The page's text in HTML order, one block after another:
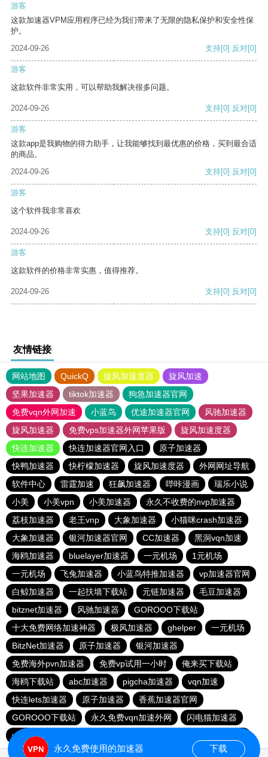
游客
这款加速器VPM应用程序已经为我们带来了无限的隐私保护和安全性保
护。
2024-09-26
支持[0] 反对[0]
游客
这款软件非常实用，可以帮助我解决很多问题。
2024-09-26 支持[0] 反对[0]
游客
这款app是我购物的得力助手，让我能够找到最优惠的价格，买到最合适
的商品。
2024-09-26
支持[0] 反对[0]
游客
这个软件我非常喜欢
2024-09-26 支持[0] 反对[0]
游客
这款软件的价格非常实惠，值得推荐。
2024-09-26 支持[0] 反对[0]
友情链接
网站地图 QuickQ 旋风加速度器
旋风加速
坚果加速器
tiktok加速器
狗急加速器官网
免费vqn外网加速
小蓝鸟 优途加速器官网
风驰加速器
旋风加速器
免费vps加速器外网苹果版
旋风加速度器
快连加速器
快连加速器官网入口
原子加速器
快鸭加速器
快柠檬加速器 旋风加速度器
外网网址导航
软件中心
雷霆加速 狂飙加速器 哔咔漫画
瑞乐小说
小美
小美vpn 小美加速器
永久不收费的nvp加速器
荔枝加速器
老王vnp 大象加速器
小猫咪crash加速器
大象加速器
银河加速器官网 CC加速器
黑洞vqn加速
海鸥加速器
bluelayer加速器 一元机场
1元机场
一元机场
飞兔加速器 小蓝鸟特推加速器
vp加速器官网
白鲸加速器
一起扶墙下载站 元链加速器
毛豆加速器
bitznet加速器
风驰加速器
GOROOO下载站
十大免费网络加速神器
极风加速器 ghelper
一元机场
BitzNet加速器
原子加速器
银河加速器
免费海外pvn加速器
免费vp试用一小时
俺来买下载站
海鸥下载站
abc加速器 pigcha加速器
vqn加速
快连lets加速器
原子加速器
香蕉加速器官网
GOROOO下载站
永久免费vqn加速外网
闪电猫加速器
vp(永久免费)加速器
永久免费使用的加速器 下载